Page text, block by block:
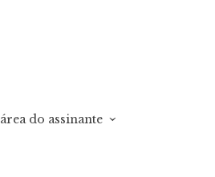
área do assinante